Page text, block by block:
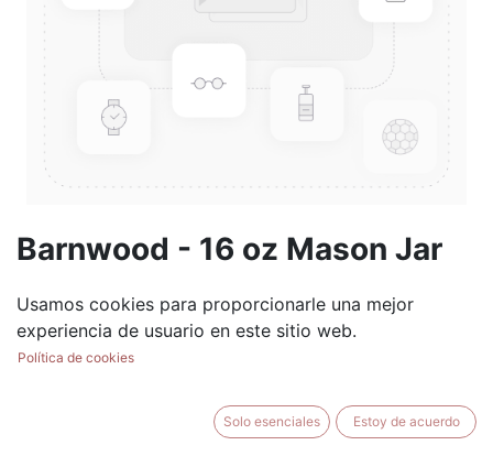
Barnwood - 16 oz Mason Jar
$17.99
AÑADIR AL CARRITO BUY NOW
Usamos cookies para proporcionarle una mejor
experiencia de usuario en este sitio web.
Política de cookies
Solo esenciales Estoy de acuerdo